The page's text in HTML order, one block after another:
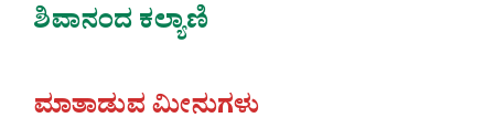
ಶಿವಾನಂದ ಕಲ್ಯಾಣಿ
ಮಾತಾಡುವ ಮೀನುಗಳು